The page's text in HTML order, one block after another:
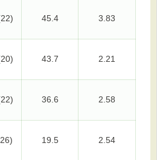
45.4 3.83
43.7 2.21
36.6 2.58
19.5 2.54